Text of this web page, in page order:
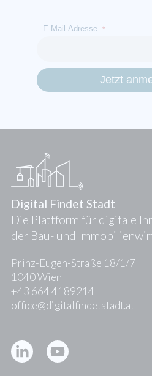
E-Mail-Adresse *
Digital Findet Stadt
Die Plattform für digitale
der Bau- und
Prinz-Eugen-Straße 18/1/7
1040 Wien
+43 664 4189214
office@digitalfindetstadt.at